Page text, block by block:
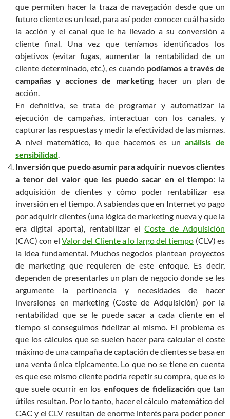
que permiten hacer la traza de navegación desde que un
futuro cliente es un lead, para así poder conocer cuál ha sido
la acción y el canal que le ha llevado a su conversión a
cliente final. Una vez que teníamos identificados los
objetivos (evitar fugas, aumentar la rentabilidad de un
cliente determinado, etc.), es cuando podíamos a través de
campañas y acciones de marketinghacer un plan de
acción.
En definitiva, se trata de programar y automatizar la
ejecución de campañas, interactuar con los canales, y
capturar las respuestas y medir la efectividad de las mismas.
A nivel matemático, lo que hacemos es unanálisis de
sensibilidad.
Inversión que puedo asumir para adquirir nuevos clientes
a tenor del valor que les puedo sacar en el tiempo: la
adquisición de clientes y cómo poder rentabilizar esa
inversión en el tiempo. A sabiendas que en Internet yo pago
por adquirir clientes (una lógica de marketing nueva y que la
era digital aporta), rentabilizar elCoste de Adquisición
(CAC) con el Valor del Cliente a lo largo del tiempo (CLV) es
la idea fundamental. Muchos negocios plantean proyectos
de marketing que requieren de este enfoque. Es decir,
dependen de presentarles un plan de negocio donde se les
argumente la pertinencia y necesidades de hacer
inversiones en marketing (Coste de Adquisición) por la
rentabilidad que se le puede sacar a cada cliente en el
tiempo si conseguimos fidelizar al mismo. El problema es
que los cálculos que se suelen hacer para calcular el coste
máximo de una campaña de captación de clientes se basa en
una venta única típicamente. Lo que no se tiene en cuenta
es que ese mismo cliente podría repetir su compra, que es lo
que suele ocurrir en los enfoques de fidelizaciónque tan
útiles resultan. Por lo tanto, hacer el cálculo matemático del
CAC y el CLV resultan de enorme interés para poder poner